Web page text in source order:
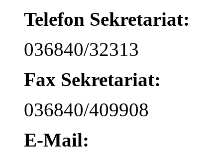
Telefon Sekretariat:
036840/32313
Fax Sekretariat:
036840/409908
E-Mail: